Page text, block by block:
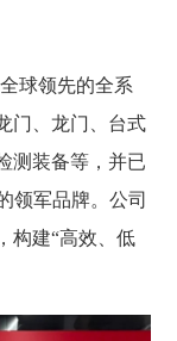
球领先的全系
门、龙门、台式
测装备等，并已
领军品牌。公司
构建“高效、低